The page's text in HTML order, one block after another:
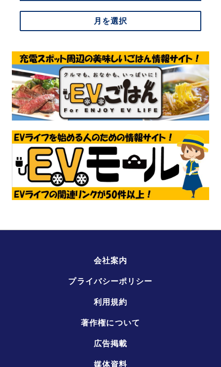
月を選択
会社案内
プライバシーポリシー
利用規約
著作権について
広告掲載
媒体資料